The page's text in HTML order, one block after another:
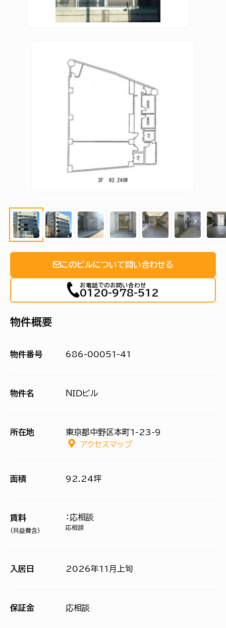
このビルについて問い合わせる
お電話でのお問い合わせ
0120-978-512
物件概要
物件番号 686-00051-41
物件名 ＮＩＤビル
所在地
東京都中野区本町1-23-9
アクセスマップ
面積 92.24坪
賃料
(共益費含)
：応相談
応相談
入居日 2026年11月上旬
保証金 応相談